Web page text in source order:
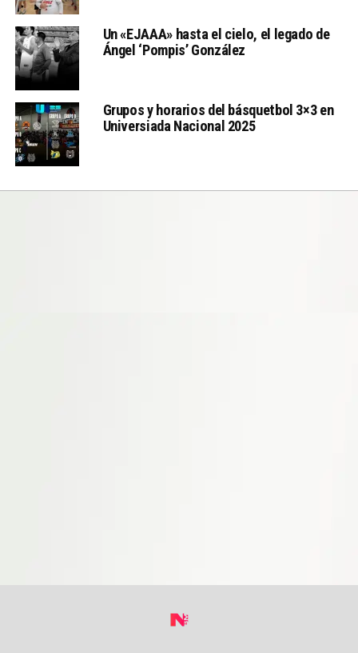
Un «EJAAA» hasta el cielo, el legado de
Ángel ‘Pompis’ González
Grupos y horarios del básquetbol 3×3 en
Universiada Nacional 2025